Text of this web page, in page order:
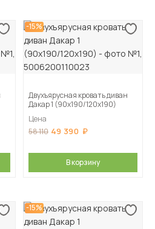
-15%
Двухъярусная кровать диван
Дакар 1 (90х190/120х190)
Цена
58 110 49 390
В корзину
-15%